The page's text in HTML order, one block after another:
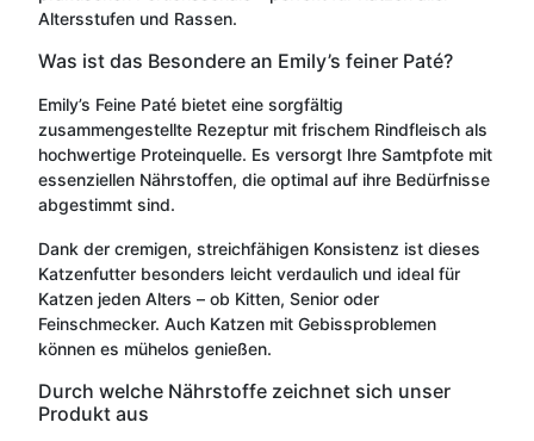
Altersstufen und Rassen.
Was ist das Besondere an Emily’s feiner Paté?
Emily’s Feine Paté bietet eine sorgfältig
zusammengestellte Rezeptur mit frischem Rindfleisch als
hochwertige Proteinquelle. Es versorgt Ihre Samtpfote mit
essenziellen Nährstoffen, die optimal auf ihre Bedürfnisse
abgestimmt sind.
Dank der cremigen, streichfähigen Konsistenz ist dieses
Katzenfutter besonders leicht verdaulich und ideal für
Katzen jeden Alters – ob Kitten, Senior oder
Feinschmecker. Auch Katzen mit Gebissproblemen
können es mühelos genießen.
Durch welche Nährstoffe zeichnet sich unser
Produkt aus